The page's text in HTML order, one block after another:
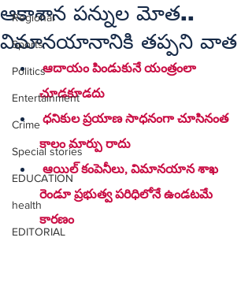
Regional
Sports
Politics
Entertainment
Crime
Special stories
EDUCATION
health
EDITORIAL
ఆకాశాన పన్నుల మోత..
విమానయానానికి తప్పని వాత
ఆదాయం పిండుకునే యంత్రంలా
చూడకూడదు
కాలం మార్పు రాదు
రెండూ ప్రభుత్వ పరిధిలోనే ఉండటమే
కారణం